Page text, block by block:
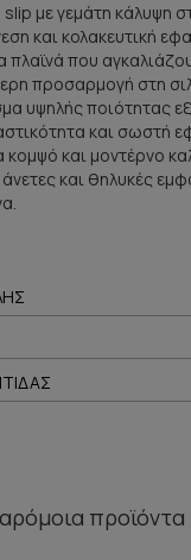
slip με γεμάτη κάλυψη
και κολακευτική
πλαϊνά που
προσαρμογή στη
υψηλής ποιότητας
και σωστή
και μοντέρνο
άνετες και θηλυκές
προϊόντα